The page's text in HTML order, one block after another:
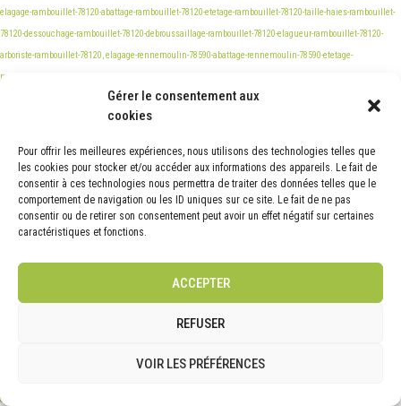
Gérer le consentement aux
cookies
Pour offrir les meilleures expériences, nous utilisons des technologies telles que
les cookies pour stocker et/ou accéder aux informations des appareils. Le fait de
consentir à ces technologies nous permettra de traiter des données telles que le
comportement de navigation ou les ID uniques sur ce site. Le fait de ne pas
consentir ou de retirer son consentement peut avoir un effet négatif sur certaines
caractéristiques et fonctions.
ACCEPTER
REFUSER
VOIR LES PRÉFÉRENCES